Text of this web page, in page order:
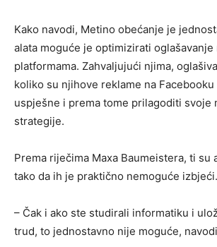
Kako navodi, Metino obećanje je
alata moguće je optimizirati oglašavanje
platformama. Zahvaljujući njima,
koliko su njihove reklame na
uspješne i prema tome prilagoditi svoje
strategije.
Prema riječima Maxa Baumeistera, ti su
tako da ih je praktično nemoguće izbjeći.
– Čak i ako ste studirali informatiku i
trud, to jednostavno nije moguće,